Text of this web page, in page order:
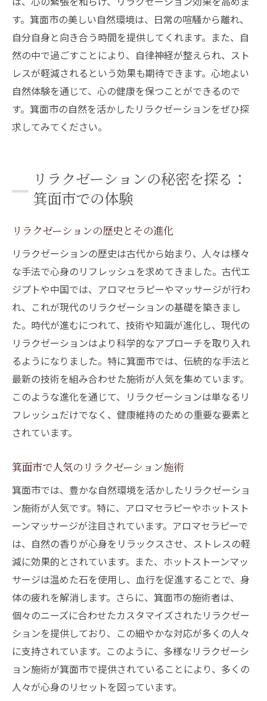
す。箕面市の美しい自然環境は、日常の喧騒から離れ、
自分自身と向き合う時間を提供してくれます。また、自
然の中で過ごすことにより、自律神経が整えられ、スト
レスが軽減されるという効果も期待できます。心地よい
自然体験を通じて、心の健康を保つことができるので
す。箕面市の自然を活かしたリラクゼーションをぜひ探
求してみてください。
リラクゼーションの秘密を探る：
箕面市での体験
リラクゼーションの歴史とその進化
リラクゼーションの歴史は古代から始まり、人々は様々
な手法で心身のリフレッシュを求めてきました。古代エ
ジプトや中国では、アロマセラピーやマッサージが行わ
れ、これが現代のリラクゼーションの基礎を築きまし
た。時代が進むにつれて、技術や知識が進化し、現代の
リラクゼーションはより科学的なアプローチを取り入れ
るようになりました。特に箕面市では、伝統的な手法と
最新の技術を組み合わせた施術が人気を集めています。
このような進化を通じて、リラクゼーションは単なるリ
フレッシュだけでなく、健康維持のための重要な要素と
されています。
箕面市で人気のリラクゼーション施術
箕面市では、豊かな自然環境を活かしたリラクゼーショ
ン施術が人気です。特に、アロマセラピーやホットスト
ーンマッサージが注目されています。アロマセラピーで
は、自然の香りが心身をリラックスさせ、ストレスの軽
減に効果的とされています。また、ホットストーンマッ
サージは温めた石を使用し、血行を促進することで、身
体の疲れを解消します。さらに、箕面市の施術者は、
個々のニーズに合わせたカスタマイズされたリラクゼー
ションを提供しており、この細やかな対応が多くの人々
に支持されています。このように、多様なリラクゼーシ
ョン施術が箕面市で提供されていることにより、多くの
人々が心身のリセットを図っています。